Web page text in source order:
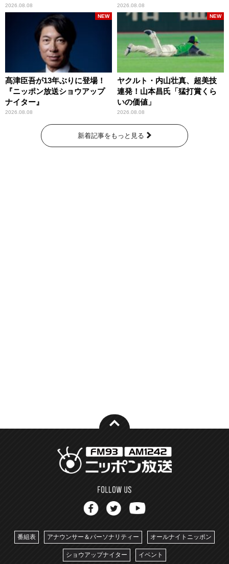
2026.08.08
いです」
2026.08.08
髙津臣吾が13年ぶりに登場！
『ニッポン放送ショウアップ
ナイター』
2026.08.08
NEW
ヤクルト・内山壮真、超美技
連発！山本昌氏「猛打賞くら
いの価値」
2026.08.08
NEW
新着記事をもっと見る
番組表 アナウンサー＆パーソナリティー オールナイトニッポン
ショウアップナイター イベント